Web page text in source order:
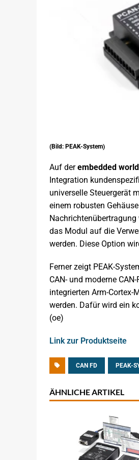
(Bild: PEAK-System)
Auf derembedded
Integration
universelle Steuergerät
einem robusten
das Modul auf die
werden. Diese Option
Ferner zeigt PEAK-
CAN- und moderne
integrierten Arm-
werden. Dafür wird ein
(oe)
Link zur Produktseite
CAN FD PEAK-
ÄHNLICHE ARTIKEL